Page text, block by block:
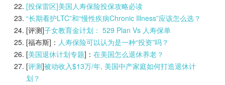
[投保雷区]美国人寿保险投保攻略必读
“长期看护LTC”和“慢性疾病Chronic Illness”应该怎么选？
[评测]子女教育金计划： 529 Plan Vs 人寿保单
[福布斯]： 人寿保险可以认为是一种“投资”吗？
[美国退休计划专题]： 在美国怎么退休养老？
[评测]被动收入$13万/年, 美国中产家庭如何打造退休计
划？